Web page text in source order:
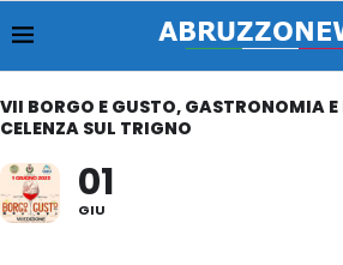
VII BORGO E GUSTO, GASTRONOMIA
CELENZA SUL TRIGNO
01
GIU